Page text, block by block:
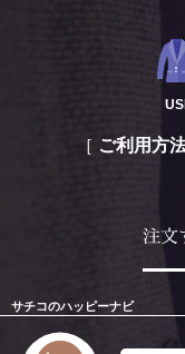
ご利用方
注文
サチコのハッピーナビ